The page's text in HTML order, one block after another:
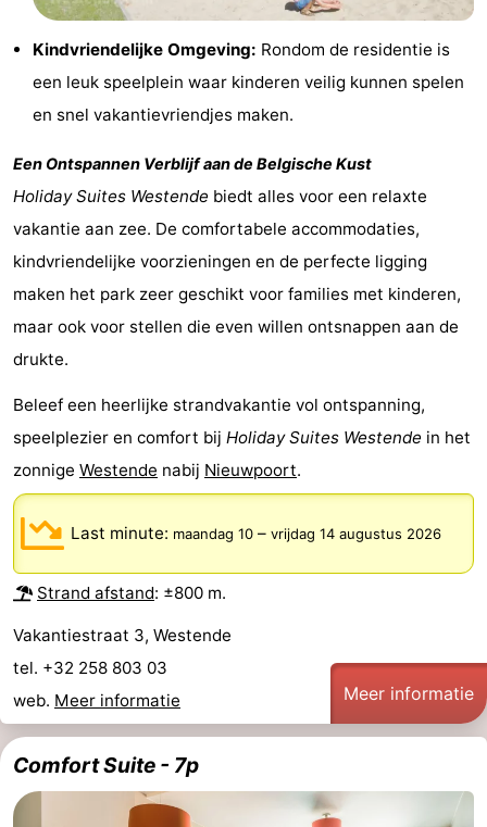
Parkeren
Medische
West-
Gent
-
Ieper
De
Kust
-
Het
Knokke-
-
Blankenberge
-
Wenduine
-
Kindvriendelijke Omgeving: Rondom de residentie is
een leuk speelplein waar kinderen veilig kunnen spelen
en snel vakantievriendjes maken.
Een Ontspannen Verblijf aan de Belgische Kust
Holiday Suites Westende biedt alles voor een relaxte
vakantie aan zee. De comfortabele accommodaties,
kindvriendelijke voorzieningen en de perfecte ligging
maken het park zeer geschikt voor families met kinderen,
maar ook voor stellen die even willen ontsnappen aan de
drukte.
Beleef een heerlijke strandvakantie vol ontspanning,
speelplezier en comfort bij Holiday Suites Westende in het
zonnige Westende nabij Nieuwpoort.
Last minute: maandag 10 – vrijdag 14 augustus 2026
Strand afstand: ±800 m.
Vakantiestraat 3, Westende
tel. +32 258 803 03
web. Meer informatie Meer informatie
Comfort Suite - 7p